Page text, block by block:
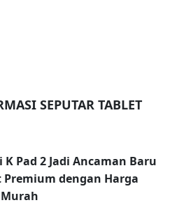
SEPUTAR TABLET
K Pad 2 Jadi Ancaman Baru
Premium dengan Harga